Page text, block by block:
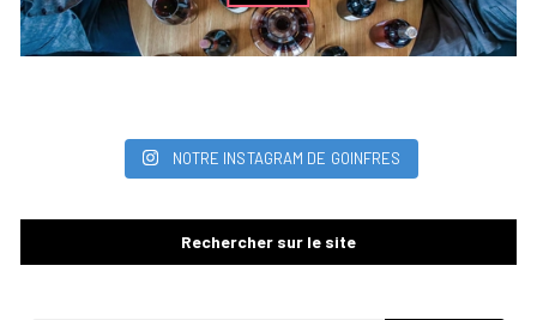
NOTRE INSTAGRAM DE GOINFRES
Rechercher sur le site